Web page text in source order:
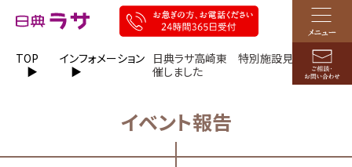
TOP インフォメーション
日典ラサ高崎東 特別施設見学会の開
催しました
イベント報告